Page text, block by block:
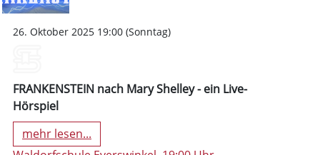
26. Oktober 2025 19:00 (Sonntag)
FRANKENSTEIN nach Mary Shelley - ein Live-
Hörspiel
mehr lesen...